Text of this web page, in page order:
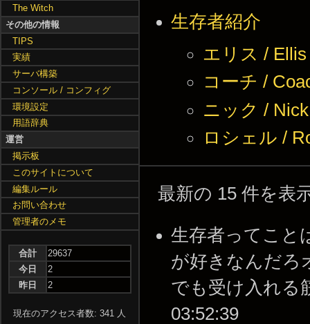
生存者紹介
エリス / Ellis
コーチ /
ニック / Nick
ロシェル /
最新の 15 件を表
生存者ってこと
が好きなんだろ
でも受け入れる
03:52:39
The Witch
その他の情報
TIPS
実績
サーバ構築
コンソール / コンフィグ
環境設定
用語辞典
運営
掲示板
このサイトについて
編集ルール
お問い合わせ
管理者のメモ
合計
29637
今日
2
昨日
2
現在のアクセス者数: 341 人